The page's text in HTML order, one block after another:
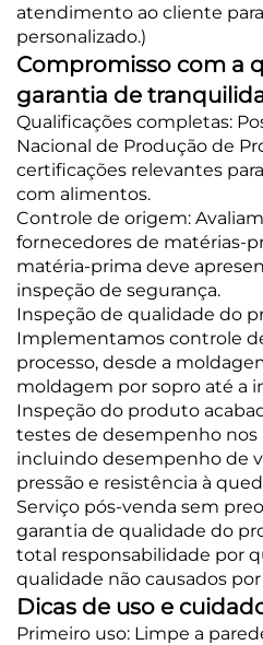
atendimento ao cliente
personalizado.)
Compromisso com a
garantia de
Qualificações completas:
Nacional de Produção de
certificações relevantes
com alimentos.
Controle de origem:
fornecedores de matérias-
matéria-prima deve
inspeção de segurança.
Inspeção de qualidade do
Implementamos controle
processo, desde a
moldagem por sopro até a
Inspeção do produto
testes de desempenho nos
incluindo desempenho de
pressão e resistência à
Serviço pós-venda sem
garantia de qualidade do
total responsabilidade por
qualidade não causados
Dicas de uso e
Primeiro uso: Limpe a